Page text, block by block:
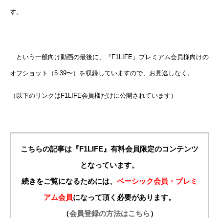
す。
という一般向け動画の最後に、『F1LIFE』プレミアム会員様向けの
オフショット（5:39〜）を収録していますので、お見逃しなく。
（以下のリンクはF1LIFE会員様だけに公開されています）
こちらの記事は『F1LIFE』有料会員限定のコンテンツ
となっています。
続きをご覧になるためには、 ベーシック会員・プレミ
アム会員になって頂く必要があります。
（会員登録の方法はこちら）